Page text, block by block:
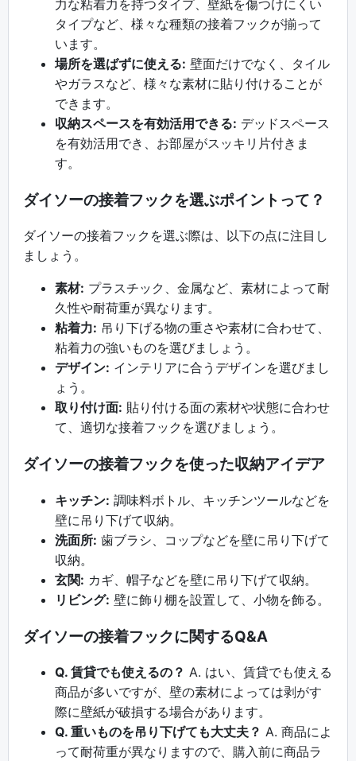
力な粘着力を持つタイプ、壁紙を傷つけにくい
タイプなど、様々な種類の接着フックが揃って
います。
場所を選ばずに使える: 壁面だけでなく、タイル
やガラスなど、様々な素材に貼り付けることが
できます。
収納スペースを有効活用できる: デッドスペース
を有効活用でき、お部屋がスッキリ片付きま
す。
ダイソーの接着フックを選ぶポイントって？
ダイソーの接着フックを選ぶ際は、以下の点に注目し
ましょう。
素材: プラスチック、金属など、素材によって耐
久性や耐荷重が異なります。
粘着力: 吊り下げる物の重さや素材に合わせて、
粘着力の強いものを選びましょう。
デザイン: インテリアに合うデザインを選びまし
ょう。
取り付け面: 貼り付ける面の素材や状態に合わせ
て、適切な接着フックを選びましょう。
ダイソーの接着フックを使った収納アイデア
キッチン: 調味料ボトル、キッチンツールなどを
壁に吊り下げて収納。
洗面所: 歯ブラシ、コップなどを壁に吊り下げて
収納。
玄関: カギ、帽子などを壁に吊り下げて収納。
リビング: 壁に飾り棚を設置して、小物を飾る。
ダイソーの接着フックに関するQ&A
Q. 賃貸でも使えるの？ A. はい、賃貸でも使える
商品が多いですが、壁の素材によっては剥がす
際に壁紙が破損する場合があります。
Q. 重いものを吊り下げても大丈夫？ A. 商品によ
って耐荷重が異なりますので、購入前に商品ラ